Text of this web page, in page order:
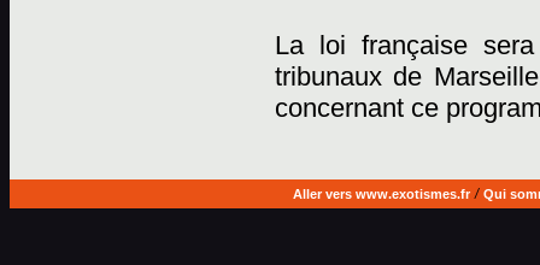
La loi française
tribunaux de
concernant ce
Aller vers www.exotismes.fr/ Qui